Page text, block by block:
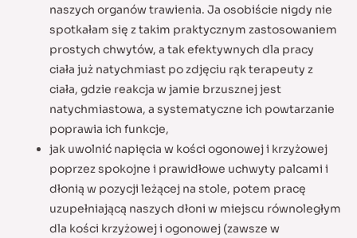
naszych organów trawienia. Ja osobiście nigdy nie
spotkałam się z takim praktycznym zastosowaniem
prostych chwytów, a tak efektywnych dla pracy
ciała już natychmiast po zdjęciu rąk terapeuty z
ciała, gdzie reakcja w jamie brzusznej jest
natychmiastowa, a systematyczne ich powtarzanie
poprawia ich funkcje,
jak uwolnić napięcia w kości ogonowej i krzyżowej
poprzez spokojne i prawidłowe uchwyty palcami i
dłonią w pozycji leżącej na stole, potem pracę
uzupełniającą naszych dłoni w miejscu równoległym
dla kości krzyżowej i ogonowej (zawsze w